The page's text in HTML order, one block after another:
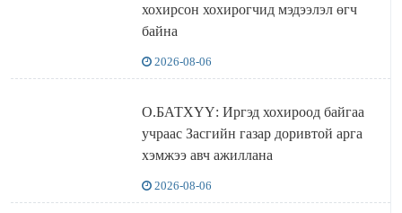
хохирсон хохирогчид мэдээлэл өгч
байна
2026-08-06
О.БАТХҮҮ: Иргэд хохироод байгаа
учраас Засгийн газар доривтой арга
хэмжээ авч ажиллана
2026-08-06